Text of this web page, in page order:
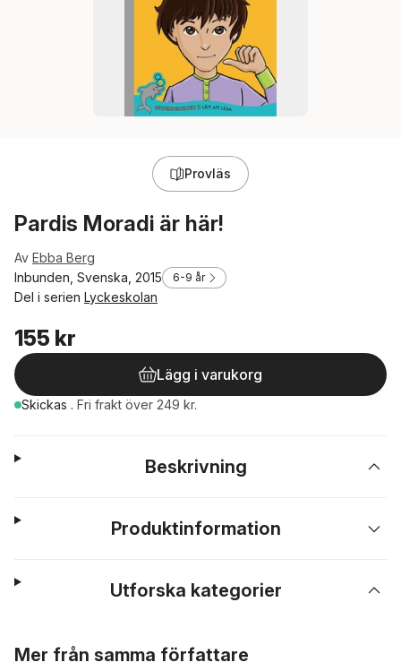
Provläs
Pardis Moradi är här!
Av Ebba Berg
Inbunden, Svenska, 2015
6-9 år
Del i serien Lyckeskolan
155 kr
Lägg i varukorg
Skickas . Fri frakt över 249 kr.
Beskrivning
Produktinformation
Utforska kategorier
Mer från samma författare